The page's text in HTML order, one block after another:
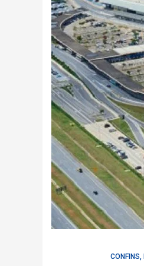
CONFINS,